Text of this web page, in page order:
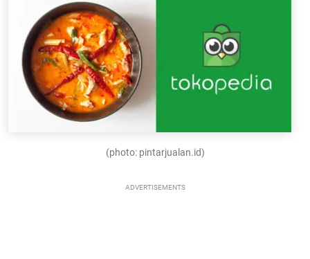
(photo: pintarjualan.id)
ADVERTISEMENTS